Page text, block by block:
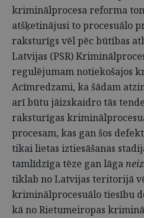
kriminālprocesa reforma
atšķetinājusi to procesuālo
raksturīgs vēl pēc būtības
Latvijas (PSR)
regulējumam notiekošajos
Acīmredzami, ka šādam
arī būtu jāizskaidro tās
raksturīgas
procesam, kas gan šos
tikai lietas iztiesāšanas
tamlīdzīga tēze gan lāga
tiklab no Latvijas teritorijā
kriminālprocesuālo tiesību
kā no Rietumeiropas